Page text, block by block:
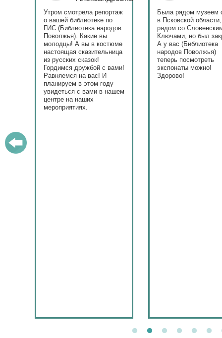
Была рядом музеем сето
в Псковской области,
рядом со Словенскими
Ключами, но был закрыт.
А у вас (Библиотека
народов Поволжья)
теперь посмотреть
экспонаты можно!
Здорово!
Поздравляю
народов Поволжья с
уникальным стартом
тематического года!
и остальные
приносят людям